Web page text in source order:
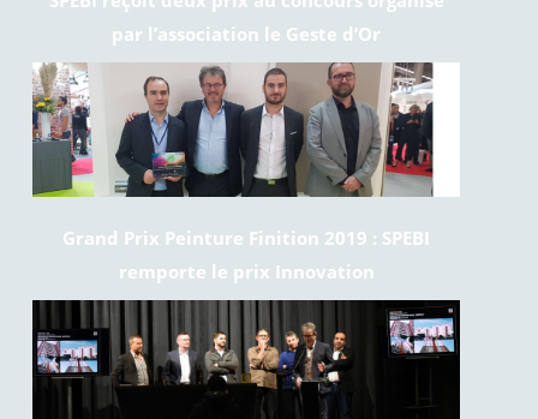
par l’association le Geste d’Or
Grand Prix Peinture Finition 2019 : SPEBI
remporte le prix Innovation